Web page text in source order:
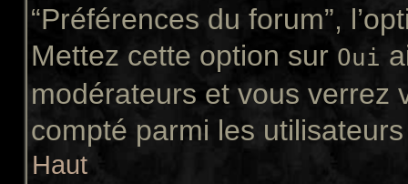
“Préférences du forum”,
Mettez cette option sur Oui
modérateurs et vous verrez
compté parmi les
Haut